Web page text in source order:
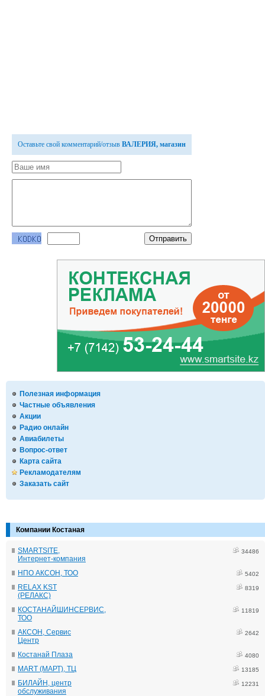
Полезная информация
Частные объявления
Акции
Радио онлайн
Авиабилеты
Вопрос-ответ
Карта сайта
Рекламодателям
Заказать сайт
Компании Костаная
SMARTSITE,
Интернет-компания
34486
НПО АКСОН, ТОО 5402
RELAX KST
(РЕЛАКС)
8319
КОСТАНАЙШИНСЕРВИС,
ТОО
11819
АКСОН, Сервис
Центр
2642
Костанай Плаза 4080
MART (МАРТ), ТЦ 13185
БИЛАЙН, центр
обслуживания
12231
Оставьте свой комментарий/отзыв ВАЛЕРИЯ, магазин